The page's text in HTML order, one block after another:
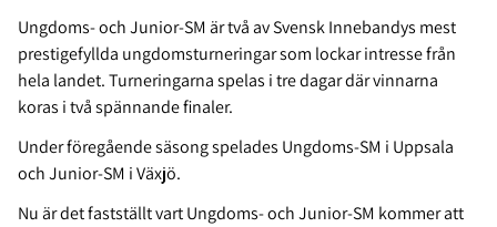
Ungdoms- och Junior-SM är två av Svensk Innebandys mest
prestigefyllda ungdomsturneringar som lockar intresse från
hela landet. Turneringarna spelas i tre dagar där vinnarna
koras i två spännande finaler.
Under föregående säsong spelades Ungdoms-SM i Uppsala
och Junior-SM i Växjö.
Nu är det fastställt vart Ungdoms- och Junior-SM kommer att